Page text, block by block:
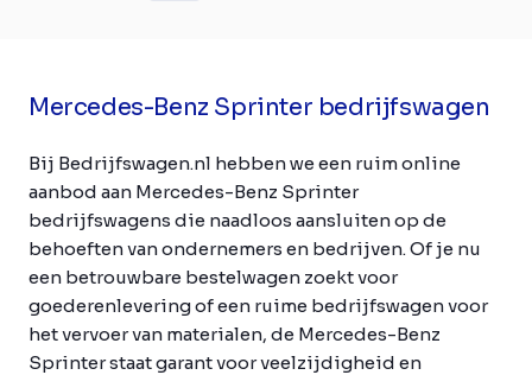
Mercedes-Benz Sprinter bedrijfswagen
Bij Bedrijfswagen.nl hebben we een ruim online
aanbod aan Mercedes-Benz Sprinter
bedrijfswagens die naadloos aansluiten op de
behoeften van ondernemers en bedrijven. Of je nu
een betrouwbare bestelwagen zoekt voor
goederenlevering of een ruime bedrijfswagen voor
het vervoer van materialen, de Mercedes-Benz
Sprinter staat garant voor veelzijdigheid en